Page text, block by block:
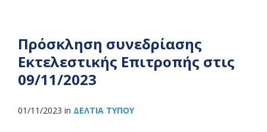
Πρόσκληση συνεδρίασης
Εκτελεστικής Επιτροπής στις
09/11/2023
01/11/2023 in ΔΕΛΤΊΑ ΤΎΠΟΥ